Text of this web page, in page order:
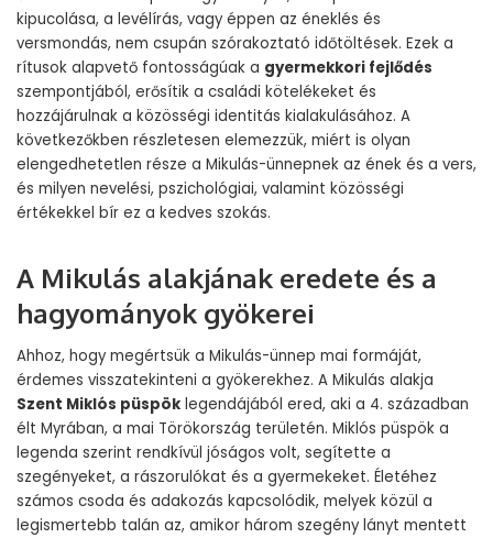
kipucolása, a levélírás, vagy éppen az éneklés és
versmondás, nem csupán szórakoztató időtöltések. Ezek a
rítusok alapvető fontosságúak a gyermekkori fejlődés
szempontjából, erősítik a családi kötelékeket és
hozzájárulnak a közösségi identitás kialakulásához. A
következőkben részletesen elemezzük, miért is olyan
elengedhetetlen része a Mikulás-ünnepnek az ének és a vers,
és milyen nevelési, pszichológiai, valamint közösségi
értékekkel bír ez a kedves szokás.
A Mikulás alakjának eredete és a
hagyományok gyökerei
Ahhoz, hogy megértsük a Mikulás-ünnep mai formáját,
érdemes visszatekinteni a gyökerekhez. A Mikulás alakja
Szent Miklós püspök legendájából ered, aki a 4. században
élt Myrában, a mai Törökország területén. Miklós püspök a
legenda szerint rendkívül jóságos volt, segítette a
szegényeket, a rászorulókat és a gyermekeket. Életéhez
számos csoda és adakozás kapcsolódik, melyek közül a
legismertebb talán az, amikor három szegény lányt mentett